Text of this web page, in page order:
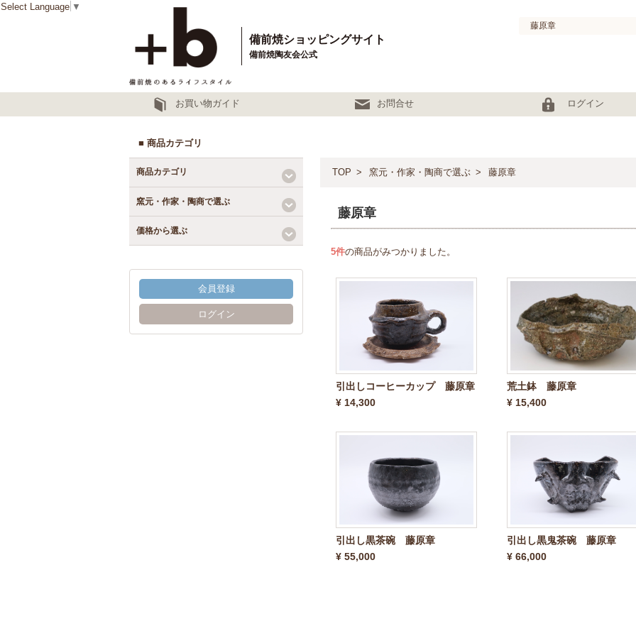
Select Language ▼
備前焼ショッピングサイト
備前焼陶友会公式
お買い物ガイド お問合せ ログイン
TOP 窯元・作家・陶商で選ぶ 藤原章
藤原章
5件の商品がみつかりました。
引出しコーヒーカップ 藤原章
¥ 14,300
荒土鉢 藤原章
¥ 15,400
引出し黒茶碗 藤原章
¥ 55,000
引出し黒鬼茶碗 藤原章
¥ 66,000
■ 商品カテゴリ
商品カテゴリ
窯元・作家・陶商で選ぶ
価格から選ぶ
会員登録
ログイン